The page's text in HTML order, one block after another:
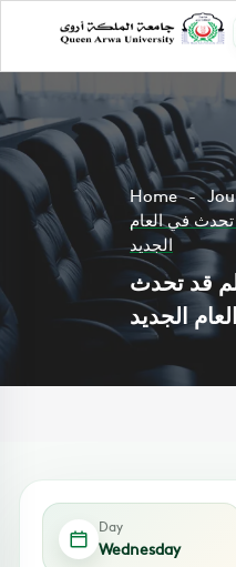
Home
تحدث في العام
الجديد
قد تحدث
الجديد
Day
Wednesday